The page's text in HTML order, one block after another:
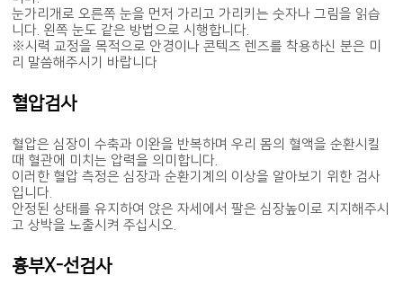
눈가리개로 오른쪽 눈을 먼저 가리고 가리키는 숫자나 그림을 읽습
니다. 왼쪽 눈도 같은 방법으로 시행합니다.
※시력 교정을 목적으로 안경이나 콘텍즈 렌즈를 착용하신 분은 미
리 말씀해주시기 바랍니다
혈압검사
혈압은 심장이 수축과 이완을 반복하며 우리 몸의 혈액을 순환시킬
때 혈관에 미치는 압력을 의미합니다.
이러한 혈압 측정은 심장과 순환기계의 이상을 알아보기 위한 검사
입니다.
안정된 상태를 유지하여 앉은 자세에서 팔은 심장높이로 지지해주시
고 상박을 노출시켜 주십시오.
흉부X-선검사